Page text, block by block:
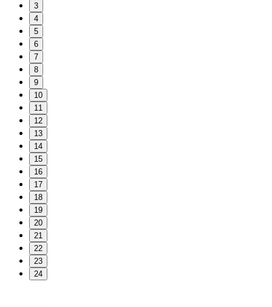
3
4
5
6
7
8
9
10
11
12
13
14
15
16
17
18
19
20
21
22
23
24